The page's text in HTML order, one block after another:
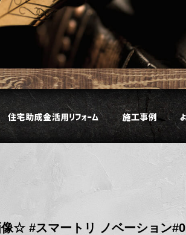
☆ #スマートリ ノベーション#0